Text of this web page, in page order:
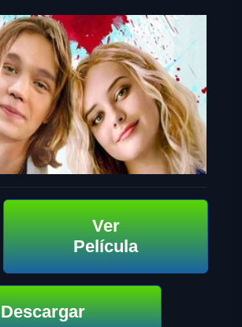
Ver
Película
Descargar